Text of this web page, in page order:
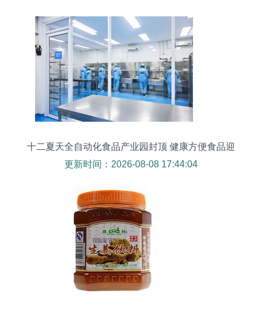
十二夏天全自动化食品产业园封顶 健康方便食品迎
来“智造”新时代
更新时间：2026-08-08 17:44:04